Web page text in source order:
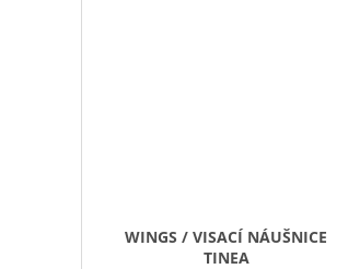
WINGS / VISACÍ NÁUŠNICE
TINEA